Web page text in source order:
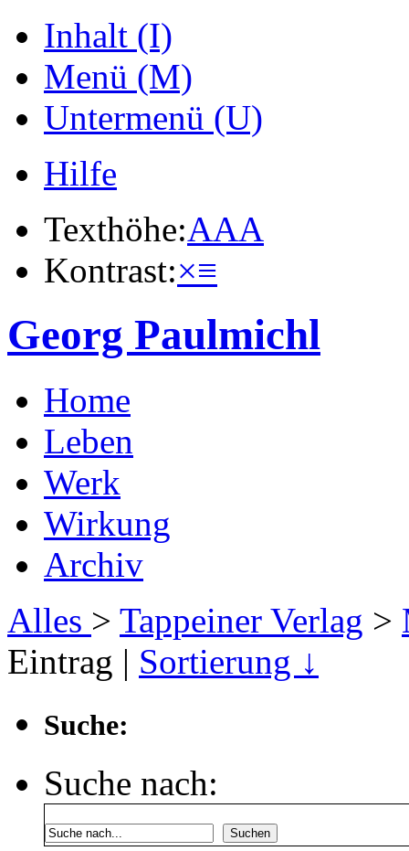
Inhalt (I)
Menü (M)
Untermenü (U)
Hilfe
Texthöhe:AAA
Kontrast:×≡
Georg Paulmichl
Home
Leben
Werk
Wirkung
Archiv
Alles > Tappeiner Verlag >
Eintrag | Sortierung ↓
Suche:
Suche nach:
Suchen